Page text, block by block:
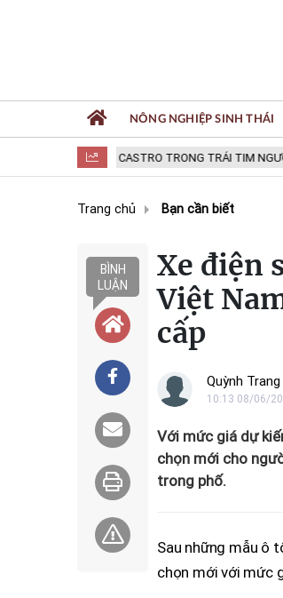
FIDEL CASTRO TRONG TRÁI TIM NGƯỜI VIỆT
NÔNG NGHIỆP SINH THÁI
Trang chủ Bạn cần biết
BÌNH
LUẬN
Xe điện
Việt
cấp
Quỳnh Trang
10:13 08/06/
Với mức giá dự
chọn mới cho
trong phố.
Sau những mẫu ô
chọn mới với mức